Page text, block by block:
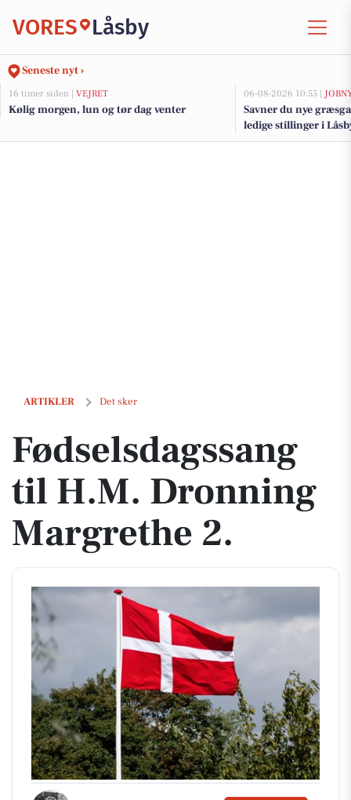
VORES Låsby
Seneste nyt ›
16 timer siden | VEJRET
Kølig morgen, lun og tør dag venter
06-08-2026 10:55 |
Savner du nye
ledige stillinger i
ARTIKLER Det sker
Fødselsdagssang til H.M. Dronning Margrethe 2.
Fødselsdagssang
til H.M. Dronning
Margrethe 2.